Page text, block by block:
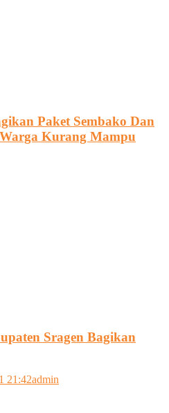
Paket Sembako Dan
Kurang Mampu
Sragen Bagikan
21:42admin